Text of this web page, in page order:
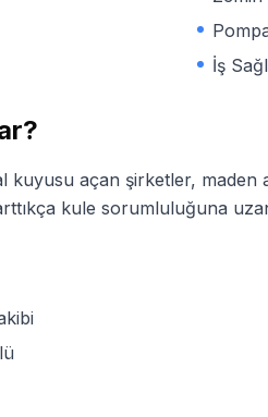
İş
kuyusu açan şirketler,
kule sorumluluğuna